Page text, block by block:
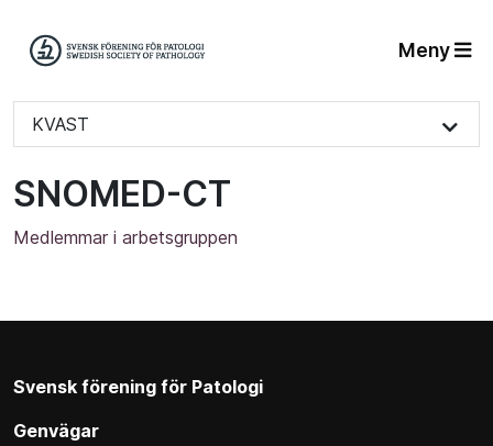
Meny
KVAST
SNOMED-CT
Medlemmar i arbetsgruppen
Svensk förening för Patologi
Genvägar